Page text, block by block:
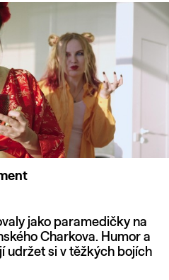
jako paramedičky na
Charkova. Humor a
udržet si v těžkých bojích